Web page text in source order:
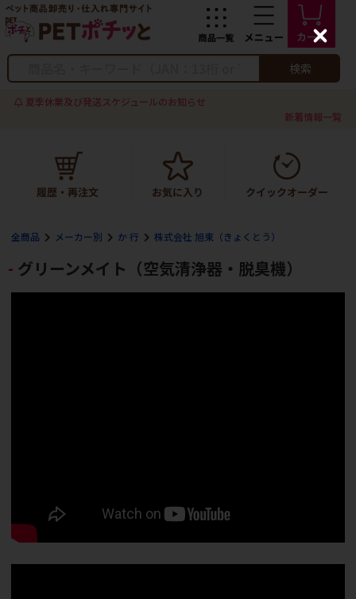
検索
夏季休業及び発送スケジュールのお知らせ
新着情報一覧
全商品 メーカー別 か 行 株式会社 旭東（きょくとう）
グリーンメイト（空気清浄器・脱臭機）
C
l
s